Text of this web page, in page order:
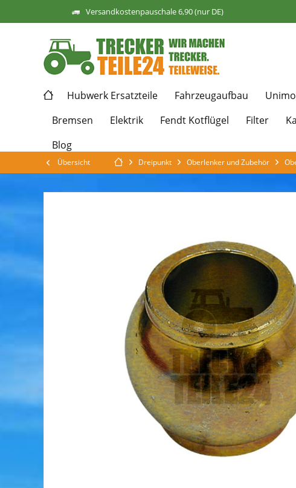
Versandkostenpauschale 6,90 (nur DE)
Hubwerk Ersatzteile Fahrzeugaufbau
Bremsen
Elektrik Fendt Kotflügel Filter
Blog
Übersicht Dreipunkt Oberlenker und Zubehör